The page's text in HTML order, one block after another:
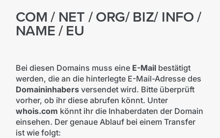
COM / NET / ORG/ BIZ/ INFO /
NAME / EU
Bei diesen Domains muss eine E-Mailbestätigt
werden, die an die hinterlegte E-Mail-Adresse des
Domaininhabersversendet wird. Bitte überprüft
vorher, ob ihr diese abrufen könnt. Unter
whois.com könnt ihr die Inhaberdaten der Domain
einsehen. Der genaue Ablauf bei einem Transfer
ist wie folgt: